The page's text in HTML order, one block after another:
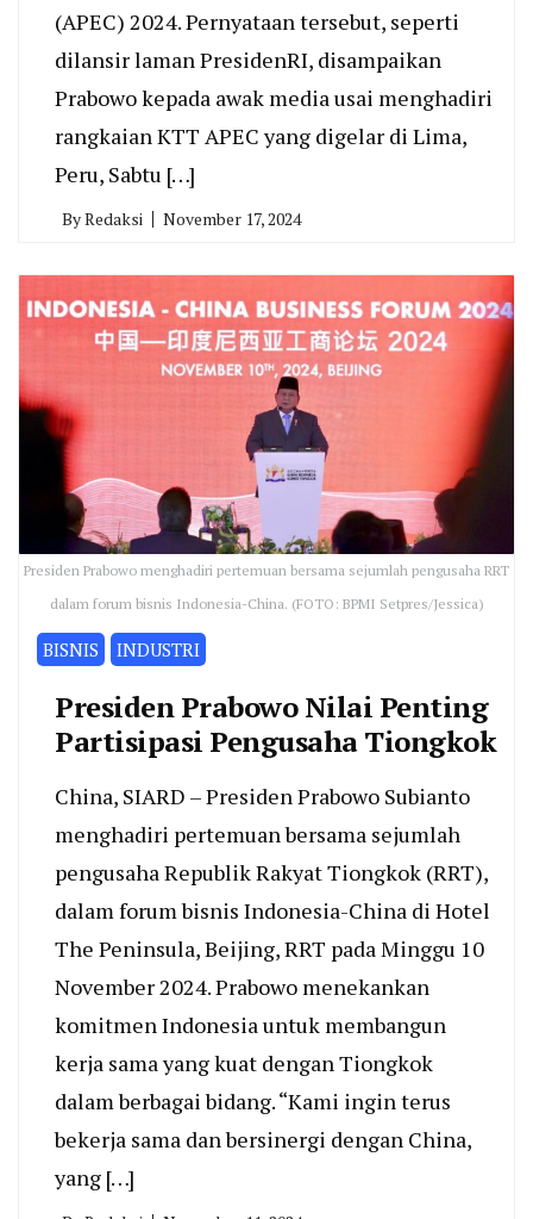
(APEC) 2024. Pernyataan tersebut, seperti
dilansir laman PresidenRI, disampaikan
Prabowo kepada awak media usai menghadiri
rangkaian KTT APEC yang digelar di Lima,
Peru, Sabtu […]
ByRedaksi November 17, 2024
Presiden Prabowo menghadiri pertemuan bersama sejumlah pengusaha RRT
dalam forum bisnis Indonesia-China. (FOTO: BPMI Setpres/Jessica)
BISNIS INDUSTRI
Presiden Prabowo Nilai Penting
Partisipasi Pengusaha Tiongkok
China, SIARD – Presiden Prabowo Subianto
menghadiri pertemuan bersama sejumlah
pengusaha Republik Rakyat Tiongkok (RRT),
dalam forum bisnis Indonesia-China di Hotel
The Peninsula, Beijing, RRT pada Minggu 10
November 2024. Prabowo menekankan
komitmen Indonesia untuk membangun
kerja sama yang kuat dengan Tiongkok
dalam berbagai bidang. “Kami ingin terus
bekerja sama dan bersinergi dengan China,
yang […]